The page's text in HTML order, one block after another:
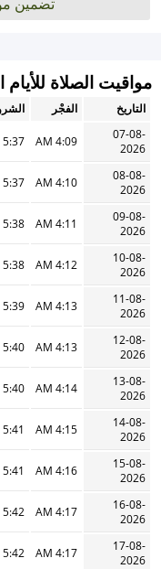
مواقيت الصلاة للأيام
التاريخ الفجْر
07-08-
2026
4:09 AM
5:37 AM
08-08-
2026
4:10 AM
5:37 AM
09-08-
2026
4:11 AM
5:38 AM
10-08-
2026
4:12 AM
5:38 AM
11-08-
2026
4:13 AM
5:39 AM
12-08-
2026
4:13 AM
5:40 AM
13-08-
2026
4:14 AM
5:40 AM
14-08-
2026
4:15 AM
5:41 AM
15-08-
2026
4:16 AM
5:41 AM
16-08-
2026
4:17 AM
5:42 AM
17-08-
2026
4:17 AM
5:42 AM